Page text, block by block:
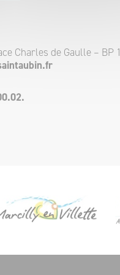
de Gaulle – BP